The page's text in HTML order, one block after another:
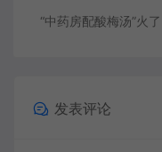
发表评论